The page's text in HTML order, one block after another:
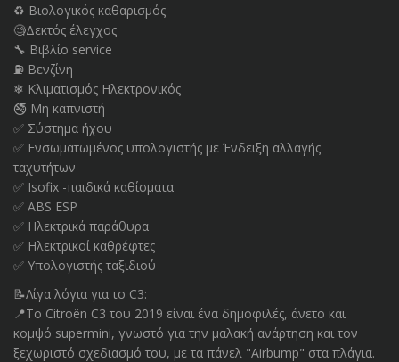
♻️ Βιολογικός καθαρισμός
🧐Δεκτός έλεγχος
🔧 Βιβλίο service
⛽ Βενζίνη
❄ Κλιματισμός Ηλεκτρονικός
🚭 Μη καπνιστή
✅ Σύστημα ήχου
✅ Ενσωματωμένος υπολογιστής με Ένδειξη αλλαγής
ταχυτήτων
✅ Isofix -παιδικά καθίσματα
✅ ABS ESP
✅ Ηλεκτρικά παράθυρα
✅ Ηλεκτρικοί καθρέφτες
✅ Υπολογιστής ταξιδιού
📝Λίγα λόγια για το C3:
📍Το Citroën C3 του 2019 είναι ένα δημοφιλές, άνετο και
κομψό supermini, γνωστό για την μαλακή ανάρτηση και τον
ξεχωριστό σχεδιασμό του, με τα πάνελ "Airbump" στα πλάγια.